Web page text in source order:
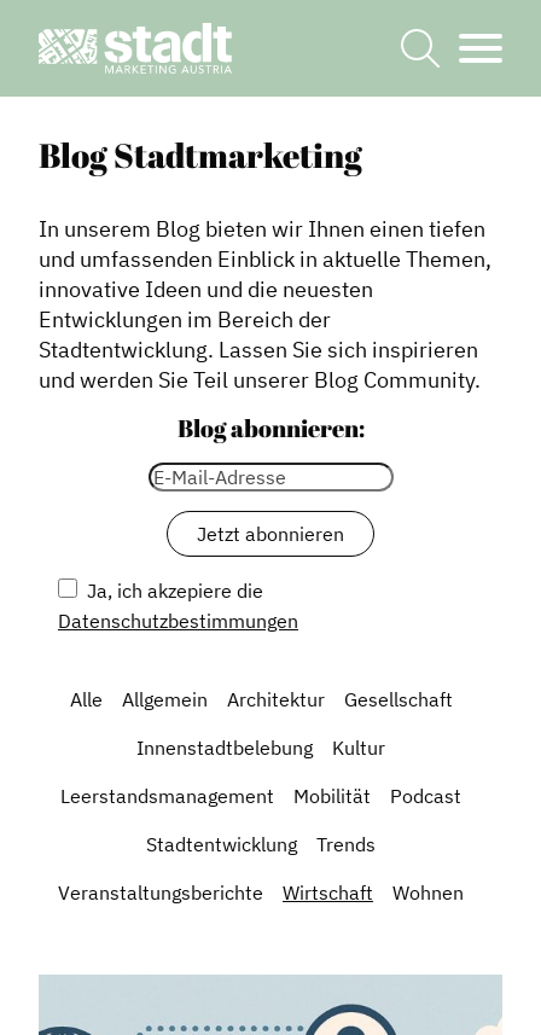
Blog Stadtmarketing
In unserem Blog bieten wir Ihnen einen tiefen
und umfassenden Einblick in aktuelle Themen,
innovative Ideen und die neuesten
Entwicklungen im Bereich der
Stadtentwicklung. Lassen Sie sich inspirieren
und werden Sie Teil unserer Blog Community.
Blog abonnieren:
Ja, ich akzepiere die
Datenschutzbestimmungen
Alle Allgemein Architektur
Gesellschaft
Innenstadtbelebung
Kultur
Leerstandsmanagement
Mobilität
Podcast
Stadtentwicklung
Trends
Veranstaltungsberichte
Wirtschaft Wohnen